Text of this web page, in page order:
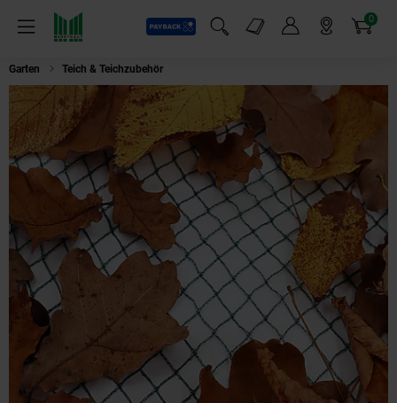
Menü
Payback
Suchfeld einblenden
Markt-Angebote 0
Artikel
Garten Teich & Teichzubehör